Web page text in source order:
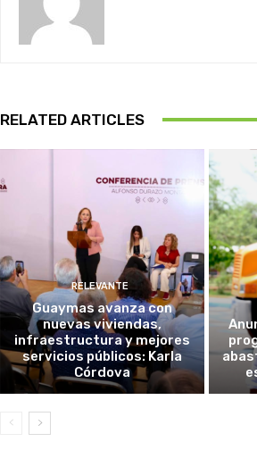
RELATED ARTICLES
RELEVANTE
Guaymas avanza con
nuevas viviendas,
infraestructura y mejores
servicios públicos: Karla
Córdova